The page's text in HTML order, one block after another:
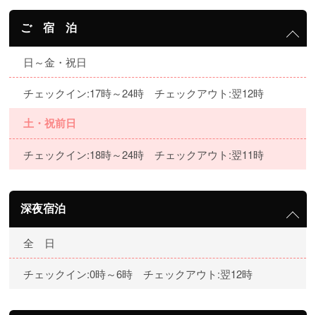
ご 宿 泊
日～金・祝日
チェックイン:17時～24時 チェックアウト:翌12時
土・祝前日
チェックイン:18時～24時 チェックアウト:翌11時
深夜宿泊
全 日
チェックイン:0時～6時 チェックアウト:翌12時